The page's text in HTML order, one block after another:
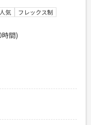
おけるアートディレク
ン提案経験 ・メンバ
けゲームタイトル経
ォリオご提出をお願
4年以上
験
気 フレックス制
間)